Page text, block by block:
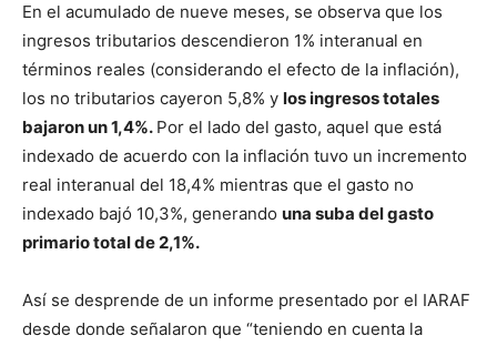
En el acumulado de nueve meses, se observa que los
ingresos tributarios descendieron 1% interanual en
términos reales (considerando el efecto de la inflación),
los no tributarios cayeron 5,8% y los ingresos totales
bajaron un 1,4%. Por el lado del gasto, aquel que está
indexado de acuerdo con la inflación tuvo un incremento
real interanual del 18,4% mientras que el gasto no
indexado bajó 10,3%, generando una suba del gasto
primario total de 2,1%.
Así se desprende de un informe presentado por el IARAF
desde donde señalaron que “teniendo en cuenta la